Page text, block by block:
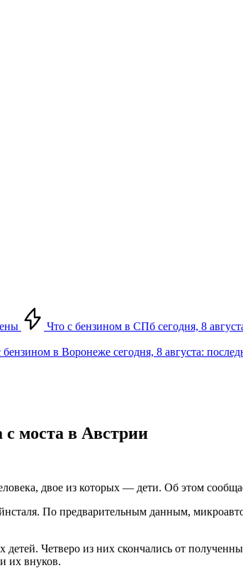
Что с бензином в СПб сегодня, 8
бензином в Воронеже сегодня, 8 августа:
с моста в Австрии
двое из которых — дети. Об этом
По предварительным данным,
Четверо из них скончались от
их внуков.